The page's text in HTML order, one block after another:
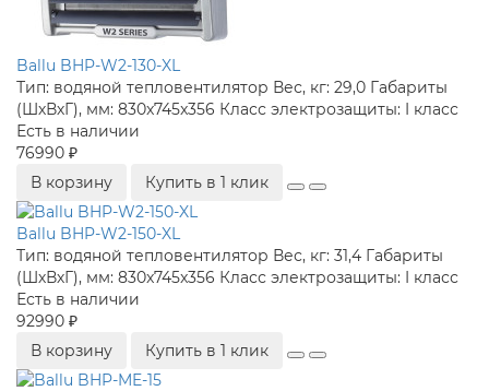
Ballu BHP-W2-130-XL
Тип: водяной тепловентилятор Вес, кг: 29,0 Габариты
(ШхВхГ), мм: 830x745x356 Класс электрозащиты:
I класс
Есть в наличии
76990 ₽
В корзину
Купить в 1 клик
Ballu BHP-W2-150-XL
Тип: водяной тепловентилятор Вес, кг: 31,4 Габариты
(ШхВхГ), мм: 830x745x356 Класс электрозащиты:
I класс
Есть в наличии
92990 ₽
В корзину
Купить в 1 клик